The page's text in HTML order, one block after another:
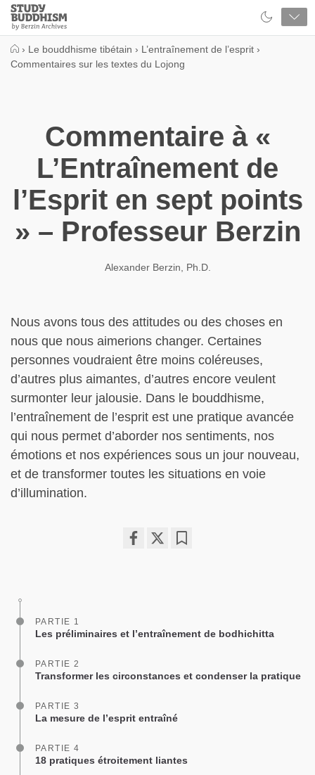
Close
Study
Buddhism
› Le bouddhisme tibétain › L’entraînement de l’esprit ›
Commentaires sur les textes du Lojong
Commentaire à «
L’Entraînement de
l’Esprit en sept points
» – Professeur Berzin
Alexander Berzin, Ph.D.
Nous avons tous des attitudes ou des choses en
nous que nous aimerions changer. Certaines
personnes voudraient être moins coléreuses,
d’autres plus aimantes, d’autres encore veulent
surmonter leur jalousie. Dans le bouddhisme,
l’entraînement de l’esprit est une pratique avancée
qui nous permet d’aborder nos sentiments, nos
émotions et nos expériences sous un jour nouveau,
et de transformer toutes les situations en voie
d’illumination.
PARTIE 1
Les préliminaires et l’entraînement de bodhichitta
PARTIE 2
Transformer les circonstances et condenser la pratique
PARTIE 3
La mesure de l’esprit entraîné
PARTIE 4
18 pratiques étroitement liantes